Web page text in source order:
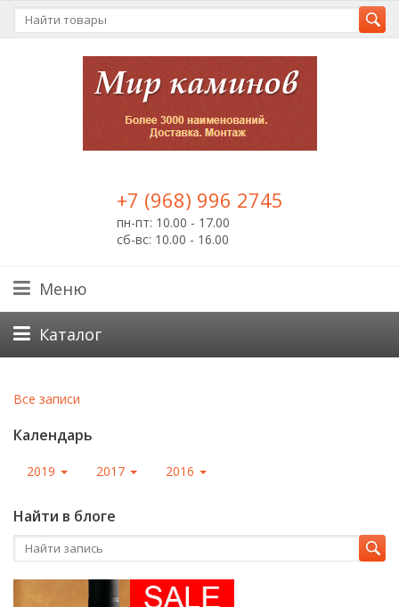
+7 (968) 996 2745
пн-пт: 10.00 - 17.00
сб-вс: 10.00 - 16.00
Меню
Каталог
Все записи
Календарь
2019 2017 2016
Найти в блоге